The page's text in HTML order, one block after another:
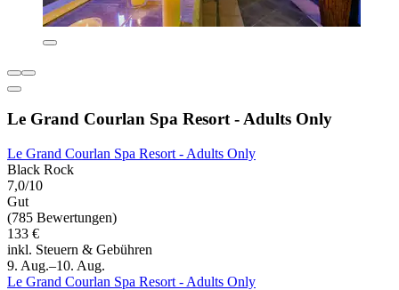
Le Grand Courlan Spa Resort - Adults Only
Le Grand Courlan Spa Resort - Adults Only
Black Rock
7,0/10
Gut
(785 Bewertungen)
133 €
inkl. Steuern & Gebühren
9. Aug.–10. Aug.
Le Grand Courlan Spa Resort - Adults Only